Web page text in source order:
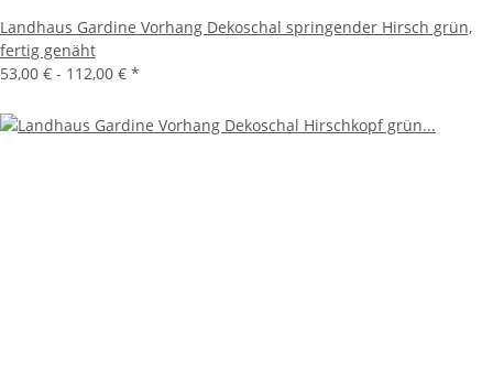
Landhaus Gardine Vorhang Dekoschal springender Hirsch grün,
fertig genäht
53,00 € - 112,00 € *